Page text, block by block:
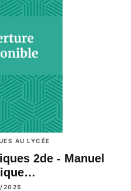
AU LYCÉE
2de - Manuel
2025